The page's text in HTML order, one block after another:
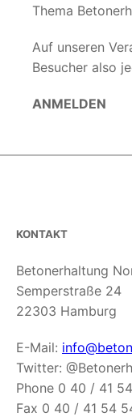
Thema
Auf unseren
Besucher also
ANMELDEN
KONTAKT
Betonerhaltung
Semperstraße 24
22303 Hamburg
E-Mail:
Twitter:
Phone 0 40 / 41
Fax 0 40 / 41 54